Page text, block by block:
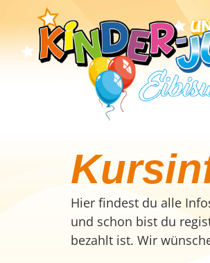
Hier findest du alle
und schon bist du
bezahlt ist. Wir